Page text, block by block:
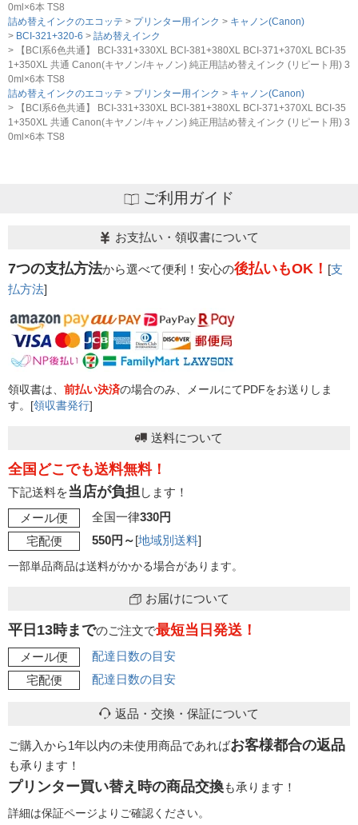
0ml×6本 TS8
詰め替えインクのエコッテ
プリンター用インク
キャノン(Canon)
BCI-321+320-6
詰め替えインク
【BCI系6色共通】 BCI-331+330XL BCI-381+380XL BCI-371+370XL BCI-35
1+350XL 共通 Canon(キヤノン/キャノン) 純正用詰め替えインク (リピート用) 3
0ml×6本 TS8
詰め替えインクのエコッテ
プリンター用インク
キャノン(Canon)
【BCI系6色共通】 BCI-331+330XL BCI-381+380XL BCI-371+370XL BCI-35
1+350XL 共通 Canon(キヤノン/キャノン) 純正用詰め替えインク (リピート用) 3
0ml×6本 TS8
ご利用ガイド
お支払い・領収書について
7つの支払方法から選べて便利！安心の後払いもOK！ [支
払方法]
領収書は、 前払い決済の場合のみ、メールにてPDFをお送りしま
す。[領収書発行]
送料について
全国どこでも送料無料！
下記送料を当店が負担 します！
メール便
全国一律330円
宅配便
550円～[地域別送料]
一部単品商品は送料がかかる場合があります。
お届けについて
平日13時までのご注文で最短当日発送！
メール便
配達日数の目安
宅配便
配達日数の目安
返品・交換・保証について
ご購入から1年以内の未使用商品であればお客様都合の返品
も承ります！
プリンター買い替え時の商品交換も承ります！
詳細は保証ページよりご確認ください。